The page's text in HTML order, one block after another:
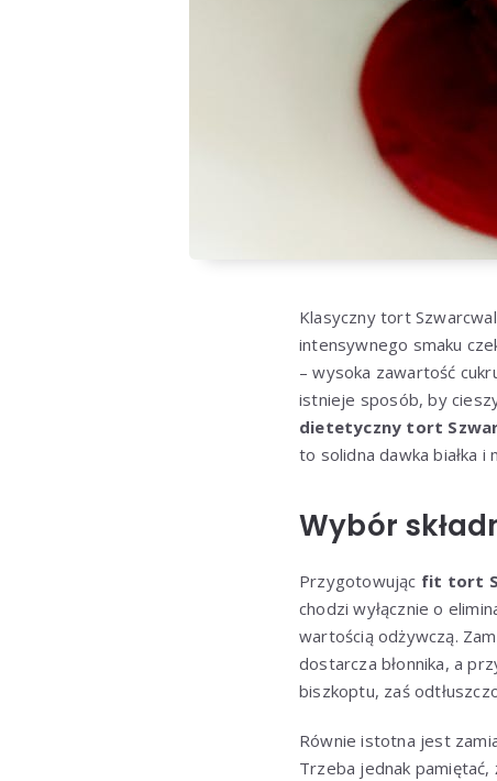
Klasyczny tort
intensywnego smaku
– wysoka zawartość
istnieje sposób, by
dietetyczny tort
to solidna dawka białka
Wybór
Przygotowując fit tort
chodzi wyłącznie o
wartością odżywczą.
dostarcza błonnika, a
biszkoptu, zaś
Równie istotna jest
Trzeba jednak pamiętać,